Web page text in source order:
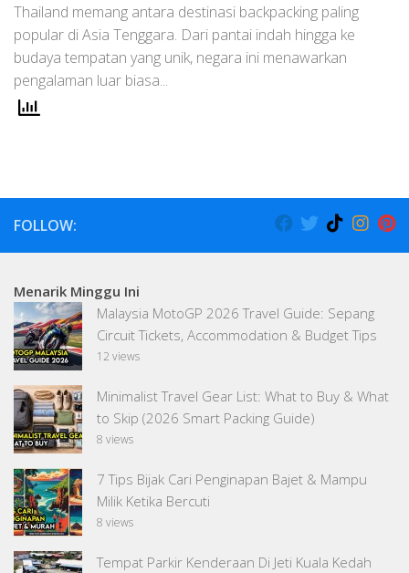
Thailand memang antara destinasi backpacking paling
popular di Asia Tenggara. Dari pantai indah hingga ke
budaya tempatan yang unik, negara ini menawarkan
pengalaman luar biasa...
FOLLOW:
Menarik Minggu Ini
Malaysia MotoGP 2026 Travel Guide: Sepang
Circuit Tickets, Accommodation & Budget Tips
12 views
Minimalist Travel Gear List: What to Buy & What
to Skip (2026 Smart Packing Guide)
8 views
7 Tips Bijak Cari Penginapan Bajet & Mampu
Milik Ketika Bercuti
8 views
Tempat Parkir Kenderaan Di Jeti Kuala Kedah